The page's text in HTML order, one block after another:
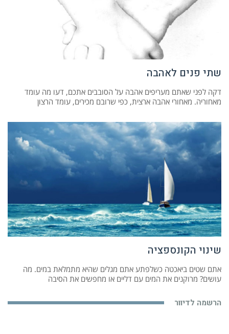
שתי פנים לאהבה
דקה לפני שאתם מעריפים אהבה על הסובבים אתכם, דעו מה עומד
מאחוריה. מאחורי אהבה ארצית, כפי שרובם מכירים, עומד הרצון
שינוי הקונספציה
אתם שטים ביאכטה כשלפתע אתם מגלים שהיא מתמלאת במים. מה
עושים? מרוקנים את המים עם דליים או מחפשים את הסיבה
הרשמה לדיוור